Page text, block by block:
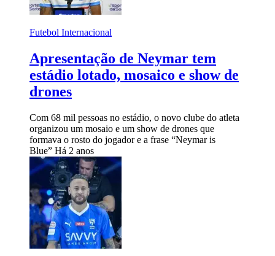
Futebol Internacional
Apresentação de Neymar tem
estádio lotado, mosaico e show de
drones
Com 68 mil pessoas no estádio, o novo clube do atleta
organizou um mosaio e um show de drones que
formava o rosto do jogador e a frase “Neymar is
Blue” Há 2 anos